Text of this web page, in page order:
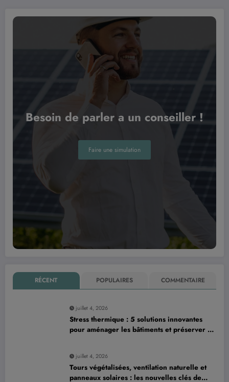
Besoin de parler a un conseiller !
Faire une simulation
RÉCENT POPULAIRES COMMENTAIRE
juillet 4, 2026
Stress thermique : 5 solutions innovantes
pour aménager les bâtiments et préserver la
juillet 4, 2026
Tours végétalisées, ventilation naturelle et
panneaux solaires : les nouvelles clés de